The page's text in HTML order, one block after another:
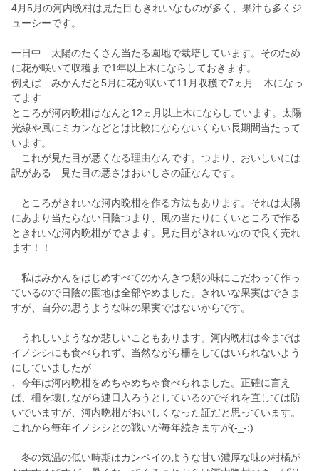
4月5月の河内晩柑は見た目もきれいなものが多く、果汁も多くジ
ューシーです。
一日中 太陽のたくさん当たる園地で栽培しています。そのため
に花が咲いて収穫まで1年以上木にならしておきます。
例えば みかんだと5月に花が咲いて11月収穫で7ヵ月 木になっ
てます
ところが河内晩柑はなんと12ヵ月以上木にならしています。太陽
光線や風にミカンなどとは比較にならないくらい長期間当たって
います。
これが見た目が悪くなる理由なんです。つまり、おいしいには
訳がある 見た目の悪さはおいしさの証なんです。
ところがきれいな河内晩柑を作る方法もあります。それは太陽
にあまり当たらない日陰つまり、風の当たりにくいところで作る
ときれいな河内晩柑ができます。見た目がきれいなので良く売れ
ます！！
私はみかんをはじめすべてのかんきつ類の味にこだわって作っ
ているので日陰の園地は全部やめました。きれいな果実はできま
すが、自分の思うような味の果実ではないからです。
うれしいようなか悲しいこともあります。河内晩柑は今までは
イノシシにも食べられず、当然ながら柵をしてはいられないよう
にしていましたが
、今年は河内晩柑をめちゃめちゃ食べられました。正確に言え
ば、柵を壊しながら連日入ろうとしているのでそれを直しては防
いでいますが、河内晩柑がおいしくなった証だと思っています。
これから毎年イノシシとの戦いが毎年続きますが(-_-;)
冬の気温の低い時期はカンペイのような甘い濃厚な味の柑橘が